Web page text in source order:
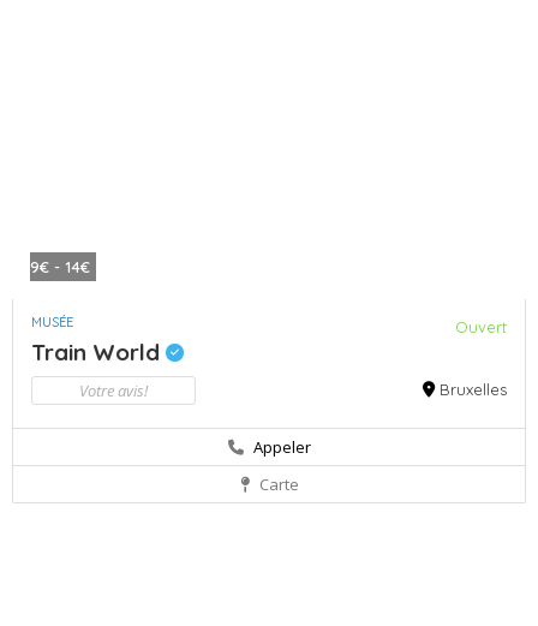
9€ - 14€
MUSÉE Ouvert
Train World
Votre avis! Bruxelles
Appeler
Carte